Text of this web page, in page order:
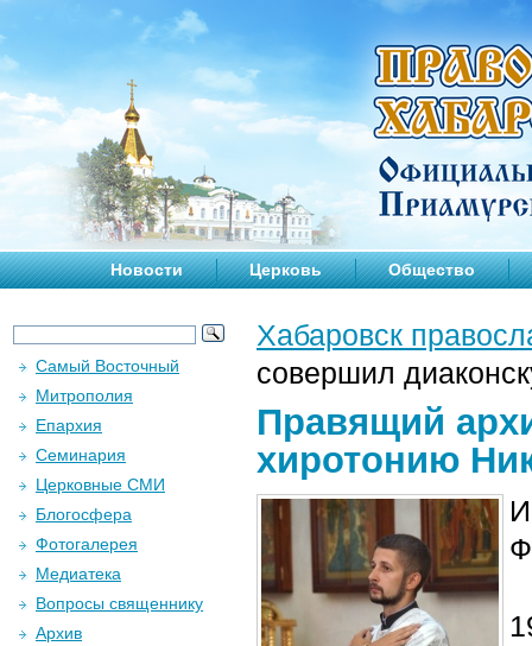
Новости Церковь Общество
Хабаровск
совершил
Правящий
хиротонию
Самый Восточный
Митрополия
Епархия
Семинария
Церковные СМИ
Блогосфера
Фотогалерея
Медиатека
Вопросы священнику
Архив